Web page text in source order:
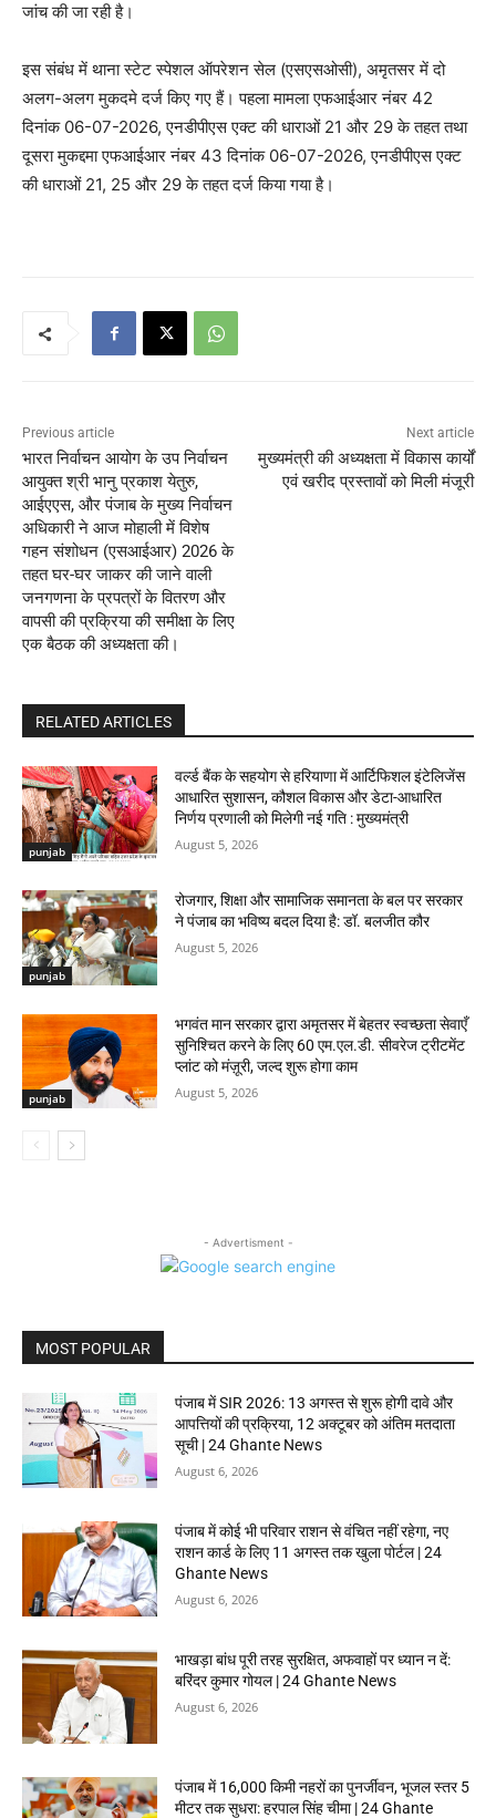
जांच की जा रही है।
इस संबंध में थाना स्टेट स्पेशल ऑपरेशन सेल (एसएसओसी), अमृतसर में दो
अलग-अलग मुकदमे दर्ज किए गए हैं। पहला मामला एफआईआर नंबर 42
दिनांक 06-07-2026, एनडीपीएस एक्ट की धाराओं 21 और 29 के तहत तथा
दूसरा मुकद्दमा एफआईआर नंबर 43 दिनांक 06-07-2026, एनडीपीएस एक्ट
की धाराओं 21, 25 और 29 के तहत दर्ज किया गया है।
Previous article
भारत निर्वाचन आयोग के उप निर्वाचन
आयुक्त श्री भानु प्रकाश येतुरु,
आईएएस, और पंजाब के मुख्य निर्वाचन
अधिकारी ने आज मोहाली में विशेष
गहन संशोधन (एसआईआर) 2026 के
तहत घर-घर जाकर की जाने वाली
जनगणना के प्रपत्रों के वितरण और
वापसी की प्रक्रिया की समीक्षा के लिए
एक बैठक की अध्यक्षता की।
Next article
मुख्यमंत्री की अध्यक्षता में विकास कार्यों
एवं खरीद प्रस्तावों को मिली मंजूरी
RELATED ARTICLES
punjab
वर्ल्ड बैंक के सहयोग से हरियाणा में आर्टिफिशल इंटेलिजेंस
आधारित सुशासन, कौशल विकास और डेटा-आधारित
निर्णय प्रणाली को मिलेगी नई गति : मुख्यमंत्री
August 5, 2026
punjab
रोजगार, शिक्षा और सामाजिक समानता के बल पर सरकार
ने पंजाब का भविष्य बदल दिया है: डॉ. बलजीत कौर
August 5, 2026
punjab
भगवंत मान सरकार द्वारा अमृतसर में बेहतर स्वच्छता सेवाएँ
सुनिश्चित करने के लिए 60 एम.एल.डी. सीवरेज ट्रीटमेंट
प्लांट को मंज़ूरी, जल्द शुरू होगा काम
August 5, 2026
- Advertisment -
MOST POPULAR
पंजाब में SIR 2026: 13 अगस्त से शुरू होगी दावे और
आपत्तियों की प्रक्रिया, 12 अक्टूबर को अंतिम मतदाता
सूची | 24 Ghante News
August 6, 2026
पंजाब में कोई भी परिवार राशन से वंचित नहीं रहेगा, नए
राशन कार्ड के लिए 11 अगस्त तक खुला पोर्टल | 24
Ghante News
August 6, 2026
भाखड़ा बांध पूरी तरह सुरक्षित, अफवाहों पर ध्यान न दें:
बरिंदर कुमार गोयल | 24 Ghante News
August 6, 2026
पंजाब में 16,000 किमी नहरों का पुनर्जीवन, भूजल स्तर 5
मीटर तक सुधरा: हरपाल सिंह चीमा | 24 Ghante